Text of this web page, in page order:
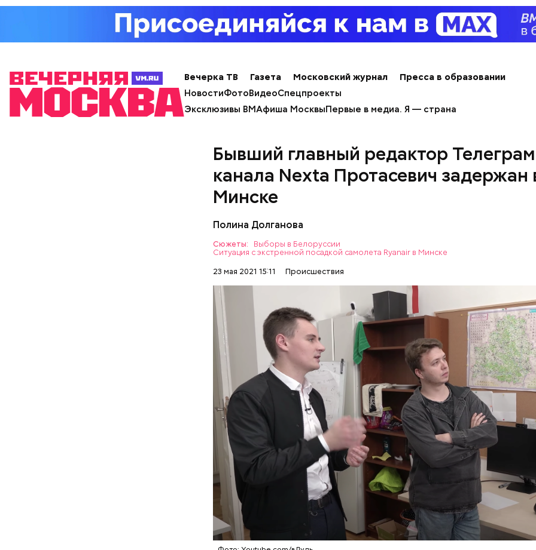
Вечерка ТВ Газета Московский журнал
Пресса в образовании
НовостиФотоВидеоСпецпроекты
Эксклюзивы ВМАфиша МосквыПервые в медиа. Я — страна
Бывший главный редактор
канала Nexta Протасевич задержан
Минске
Полина Долганова
Сюжеты:
Выборы в Белоруссии
Ситуация с экстренной посадкой самолета Ryanair в Минске
23 мая 2021 15:11
Происшествия
Эксперт со ссылкой на метеорологическое бюро
подчеркнул, что 21–22 мая в местности, где проходил
ожидались сильный ветер и резкое падение температуры.
организаторам марафона был направлен специальный
прогнозом погоды. В нем говорилось о возможной
максимальной температуре воздуха, однако детальной
холодном фронте не поступало.
Читайте также:Три человека попали в больницу после драки
кафе в Новой Москве